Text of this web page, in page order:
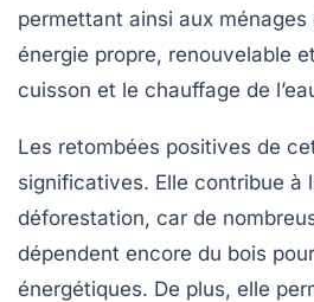
permettant ainsi aux ménages
énergie propre, renouvelable
cuisson et le chauffage de
Les retombées positives de
significatives. Elle contribue à
déforestation, car de
dépendent encore du bois
énergétiques. De plus, elle